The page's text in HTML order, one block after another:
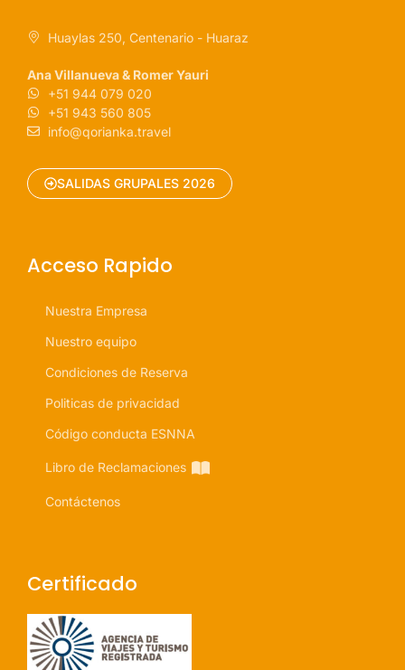
Huaylas 250, Centenario - Huaraz
Ana Villanueva & Romer Yauri
+51 944 079 020
+51 943 560 805
info@qorianka.travel
SALIDAS GRUPALES 2026
Acceso Rapido
Nuestra Empresa
Nuestro equipo
Condiciones de Reserva
Politicas de privacidad
Código conducta ESNNA
Libro de Reclamaciones
Contáctenos
Certificado